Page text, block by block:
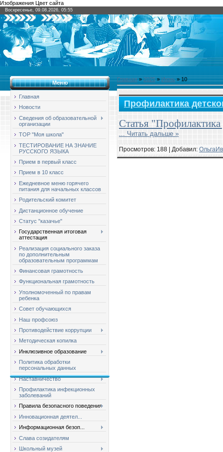
Изображения Цвет сайта
Воскресенье, 09.08.2026, 05:55
Меню
Главная
Новости
Сведения об образовательной
организации
ТОР "Моя школа"
ТЕСТИРОВАНИЕ НА ЗНАНИЕ
РУССКОГО ЯЗЫКА
Прием в первый класс
Прием в 10 класс
Ежедневное меню горячего
питания для начальных классов
Родительский комитет
Дистанционное обучение
Статус "казачье"
Государственная итоговая
аттестация
Реализация социального заказа
по дополнительным
образовательным программам
Финансовая грамотность
Функциональная грамотность
Уполномоченный по правам
ребенка
Совет обучающихся
Наш профсоюз
Противодействие коррупции
Методическая копилка
Инклюзивное образование
Политика обработки
персональных данных
Наставничество
Профилактика инфекционных
заболеваний
Правила безопасного поведения
Инновационная деятел...
Информационная безоп...
Слава созидателям
Школьный музей
Главная»2025 » Июнь » 10
Профилактика
Статья "Профилактика
... Читать дальше »
Просмотров: 188 | Добавил: